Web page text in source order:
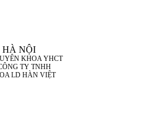
HÀ NỘI
KHOA YHCT
TY TNHH
LD HÀN VIỆT